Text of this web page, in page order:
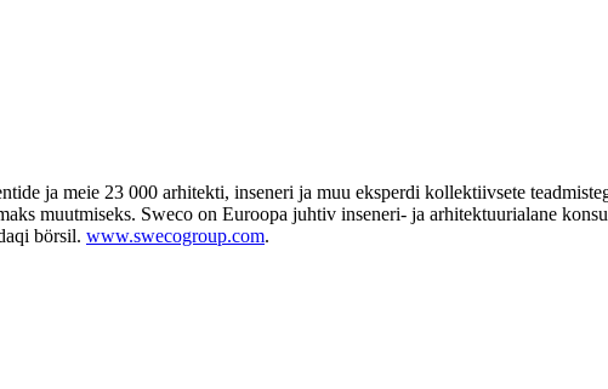
ja meie 23 000 arhitekti, inseneri ja muu eksperdi kollektiivsete
muutmiseks. Sweco on Euroopa juhtiv inseneri- ja arhitektuurialane
börsil. www.swecogroup.com.